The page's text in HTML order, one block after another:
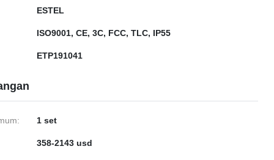
ESTEL
ISO9001, CE, 3C, FCC, TLC, IP55
ETP191041
1 set
358-2143 usd